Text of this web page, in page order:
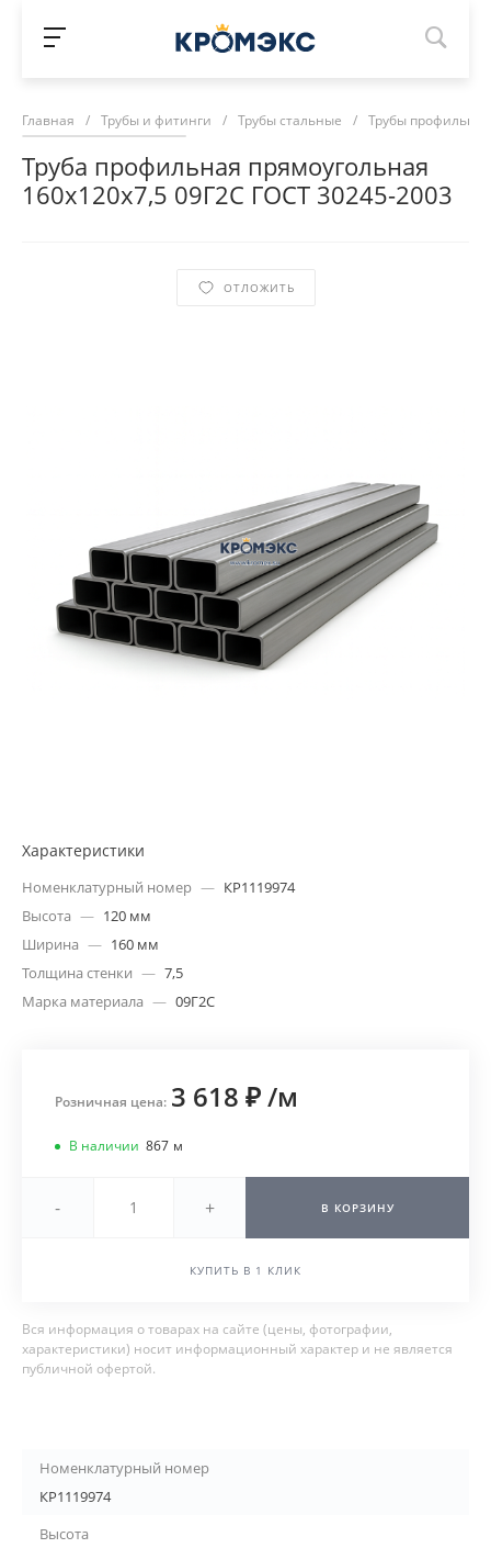
Главная / Трубы и фитинги / Трубы стальные / Трубы
Труба профильная прямоугольная
160х120х7,5 09Г2С ГОСТ 30245-2003
ОТЛОЖИТЬ
Характеристики
Номенклатурный номер — КР1119974
Высота — 120 мм
Ширина — 160 мм
Толщина стенки — 7,5
Марка материала — 09Г2С
Розничная цена: 3 618 ₽/м
В наличии 867 м
- + В КОРЗИНУ
КУПИТЬ В 1 КЛИК
Вся информация о товарах на сайте (цены, фотографии,
характеристики) носит информационный характер и не является
публичной офертой.
Номенклатурный номер
КР1119974
Высота